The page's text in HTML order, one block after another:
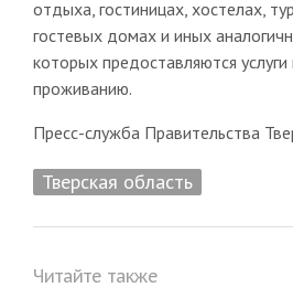
отдыха, гостиницах, хостелах,
гостевых домах и иных
которых предоставляются
проживанию.
Пресс-служба Правительства
Тверская область
Читайте также